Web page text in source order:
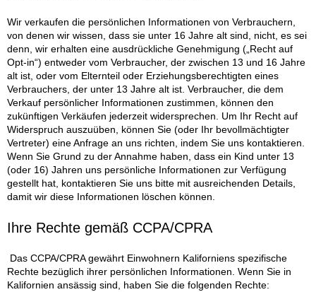
Wir verkaufen die persönlichen Informationen von Verbrauchern,
von denen wir wissen, dass sie unter 16 Jahre alt sind, nicht, es sei
denn, wir erhalten eine ausdrückliche Genehmigung („Recht auf
Opt-in“) entweder vom Verbraucher, der zwischen 13 und 16 Jahre
alt ist, oder vom Elternteil oder Erziehungsberechtigten eines
Verbrauchers, der unter 13 Jahre alt ist. Verbraucher, die dem
Verkauf persönlicher Informationen zustimmen, können den
zukünftigen Verkäufen jederzeit widersprechen. Um Ihr Recht auf
Widerspruch auszuüben, können Sie (oder Ihr bevollmächtigter
Vertreter) eine Anfrage an uns richten, indem Sie uns kontaktieren.
Wenn Sie Grund zu der Annahme haben, dass ein Kind unter 13
(oder 16) Jahren uns persönliche Informationen zur Verfügung
gestellt hat, kontaktieren Sie uns bitte mit ausreichenden Details,
damit wir diese Informationen löschen können.
Ihre Rechte gemäß CCPA/CPRA
Das CCPA/CPRA gewährt Einwohnern Kaliforniens spezifische
Rechte bezüglich ihrer persönlichen Informationen. Wenn Sie in
Kalifornien ansässig sind, haben Sie die folgenden Rechte: